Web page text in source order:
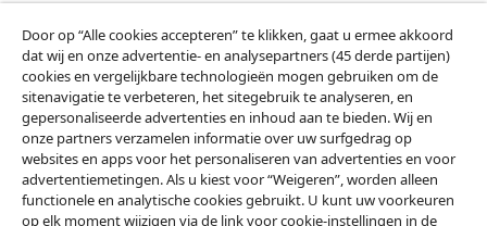
Klantenservice
Zakelijk
vidaXL
Door op “Alle cookies accepteren” te klikken, gaat u ermee akkoord
dat wij en onze advertentie- en analysepartners (45 derde partijen)
cookies en vergelijkbare technologieën mogen gebruiken om de
sitenavigatie te verbeteren, het sitegebruik te analyseren, en
gepersonaliseerde advertenties en inhoud aan te bieden. Wij en
onze partners verzamelen informatie over uw surfgedrag op
websites en apps voor het personaliseren van advertenties en voor
advertentiemetingen. Als u kiest voor “Weigeren”, worden alleen
functionele en analytische cookies gebruikt. U kunt uw voorkeuren
op elk moment wijzigen via de link voor cookie-instellingen in de